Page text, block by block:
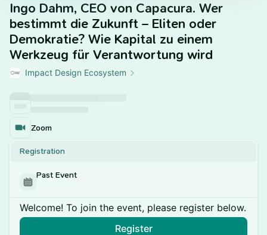
Ingo Dahm, CEO von Capacura. Wer
bestimmt die Zukunft – Eliten oder
Demokratie? Wie Kapital zu einem
Werkzeug für Verantwortung wird
Impact Design Ecosystem
Zoom
Registration
Past Event
Welcome! To join the event, please register below.
Register